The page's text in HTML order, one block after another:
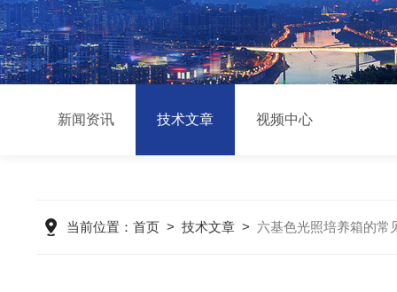
新闻资讯 技术文章 视频中心
当前位置： 首页> 技术文章> 六基色光照培养箱的常